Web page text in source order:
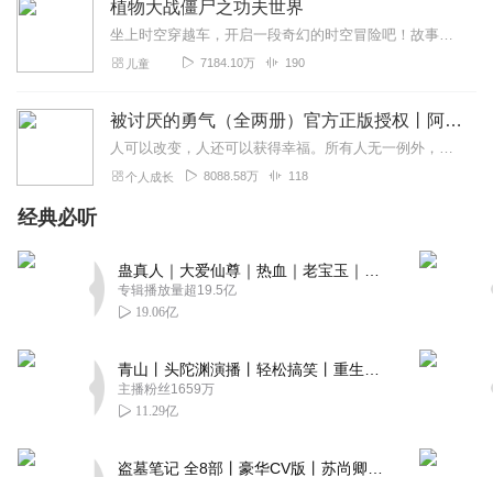
植物大战僵尸之功夫世界
坐上时空穿越车，开启一段奇幻的时空冒险吧！故事结合孩子们最喜欢的时空穿越与冒险元素，专为4-10岁少年儿童量身定制，让孩子们在提升想象力、团队力的同时能够感受正...
儿童 7184.10万 190
被讨厌的勇气（全两册）官方正版授权丨阿德勒心理学畅销经典｜幸福的勇气
人可以改变，人还可以获得幸福。所有人无一例外，都能如此。——阿德勒心理学一名深陷自卑、无能与不幸福的青年，听到了一名哲人主张的“世界无比单纯，人人都能幸福”便来...
个人成长 8088.58万 118
经典必听
专辑播放量超19.5亿
19.06亿
主播粉丝1659万
11.29亿